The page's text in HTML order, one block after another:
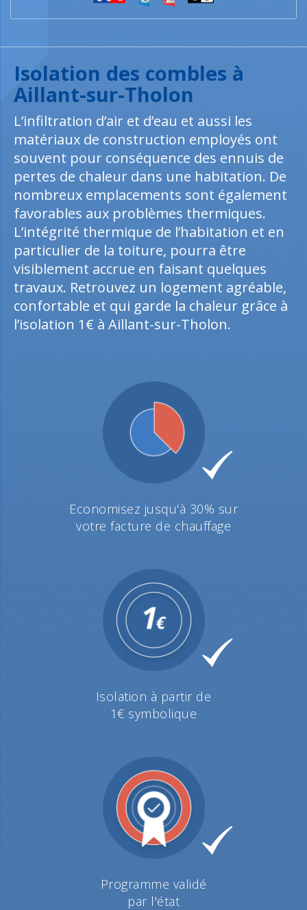
Isolation des combles à
Aillant-sur-Tholon
L’infiltration d’air et d’eau et aussi les
matériaux de construction employés ont
souvent pour conséquence des ennuis de
pertes de chaleur dans une habitation. De
nombreux emplacements sont également
favorables aux problèmes thermiques.
L’intégrité thermique de l’habitation et en
particulier de la toiture, pourra être
visiblement accrue en faisant quelques
travaux. Retrouvez un logement agréable,
confortable et qui garde la chaleur grâce à
l’isolation 1€ à Aillant-sur-Tholon.
Economisez jusqu'à 30% sur
votre facture de chauffage
Isolation à partir de
1€ symbolique
Programme validé
par l'état